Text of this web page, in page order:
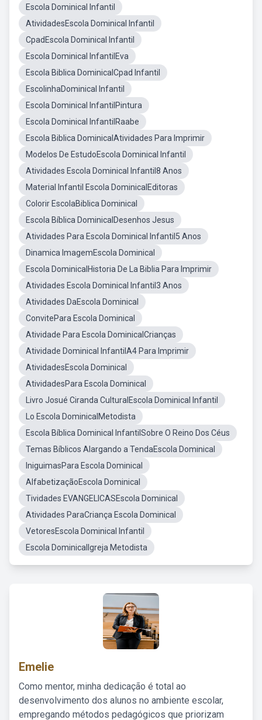
Escola Dominical Infantil
AtividadesEscola Dominical Infantil
CpadEscola Dominical Infantil
Escola Dominical InfantilEva
Escola Biblica DominicalCpad Infantil
EscolinhaDominical Infantil
Escola Dominical InfantilPintura
Escola Dominical InfantilRaabe
Escola Biblica DominicalAtividades Para Imprimir
Modelos De EstudoEscola Dominical Infantil
Atividades Escola Dominical Infantil8 Anos
Material Infantil Escola DominicalEditoras
Colorir EscolaBiblica Dominical
Escola Bíblica DominicalDesenhos Jesus
Atividades Para Escola Dominical Infantil5 Anos
Dinamica ImagemEscola Dominical
Escola DominicalHistoria De La Biblia Para Imprimir
Atividades Escola Dominical Infantil3 Anos
Atividades DaEscola Dominical
ConvitePara Escola Dominical
Atividade Para Escola DominicalCrianças
Atividade Dominical InfantilA4 Para Imprimir
AtividadesEscola Dominical
AtividadesPara Escola Dominical
Livro Josué Ciranda CulturalEscola Dominical Infantil
Lo Escola DominicalMetodista
Escola Bíblica Dominical InfantilSobre O Reino Dos Céus
Temas Bíblicos Alargando a TendaEscola Dominical
IniguimasPara Escola Dominical
AlfabetizaçãoEscola Dominical
Tividades EVANGELICASEscola Dominical
Atividades ParaCriança Escola Dominical
VetoresEscola Dominical Infantil
Escola DominicalIgreja Metodista
Emelie
Como mentor, minha dedicação é total ao
desenvolvimento dos alunos no ambiente escolar,
empregando métodos pedagógicos que priorizam